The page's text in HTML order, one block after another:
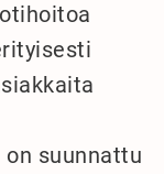
suunnattu